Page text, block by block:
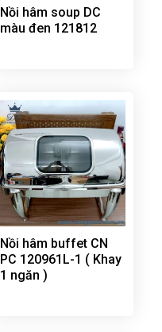
Nồi hâm soup DC
màu đen 121812
Nồi hâm buffet CN
PC 120961L-1 ( Khay
1 ngăn )